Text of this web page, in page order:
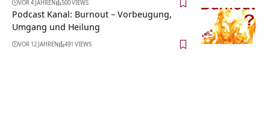
VOR 4 JAHREN 500 VIEWS
Podcast Kanal: Burnout – Vorbeugung,
Umgang und Heilung
VOR 12 JAHREN 491 VIEWS